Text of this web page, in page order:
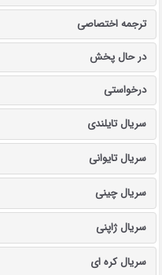
ترجمه اختصاصی
در حال پخش
درخواستی
سریال تایلندی
سریال تایوانی
سریال چینی
سریال ژاپنی
سریال کره ای